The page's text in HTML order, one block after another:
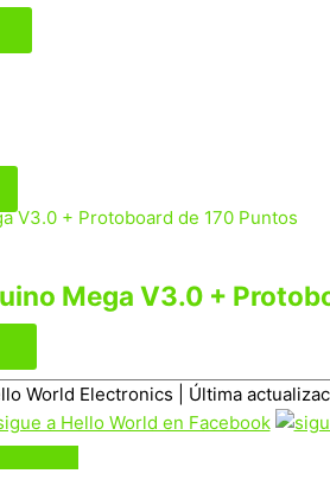
Mega V3.0 +
World Electronics | Última